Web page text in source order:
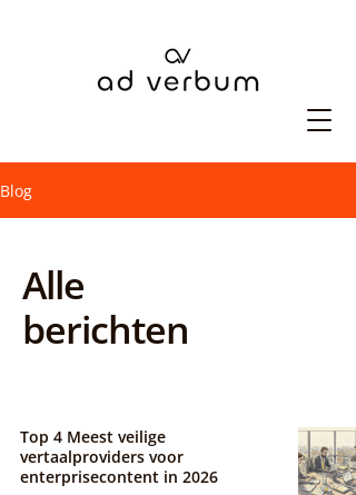
Blog
Alle
berichten
Top 4 Meest veilige
vertaalproviders voor
enterprisecontent in 2026